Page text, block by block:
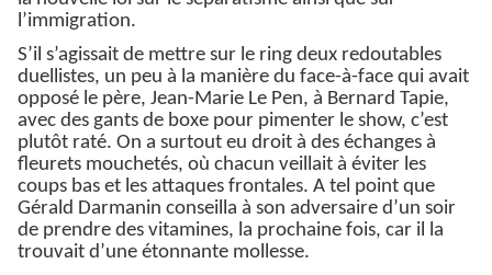
l’immigration.
S’il s’agissait de mettre sur le ring deux redoutables
duellistes, un peu à la manière du face-à-face qui avait
opposé le père, Jean-Marie Le Pen, à Bernard Tapie,
avec des gants de boxe pour pimenter le show, c’est
plutôt raté. On a surtout eu droit à des échanges à
fleurets mouchetés, où chacun veillait à éviter les
coups bas et les attaques frontales. A tel point que
Gérald Darmanin conseilla à son adversaire d’un soir
de prendre des vitamines, la prochaine fois, car il la
trouvait d’une étonnante mollesse.